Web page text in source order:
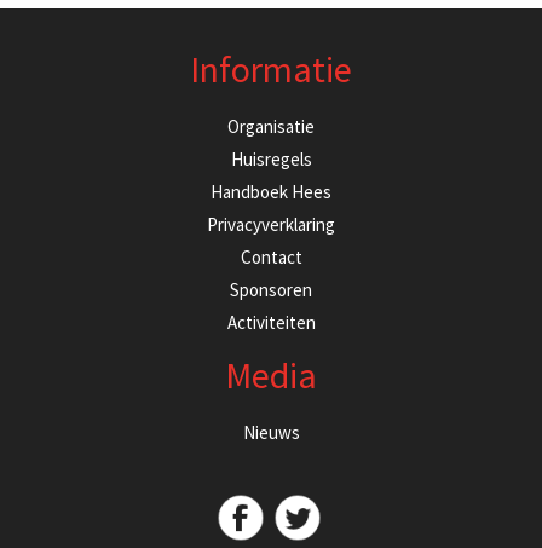
Informatie
Organisatie
Huisregels
Handboek Hees
Privacyverklaring
Contact
Sponsoren
Activiteiten
Media
Nieuws